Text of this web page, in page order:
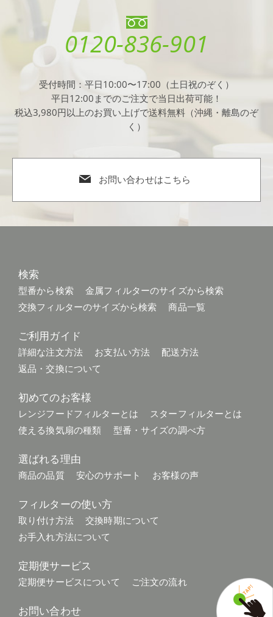
0120-836-901
受付時間：平日10:00〜17:00（土日祝のぞく）
平日12:00までのご注文で当日出荷可能！
税込3,980円以上のお買い上げで送料無料（沖縄・離島のぞ
く）
お問い合わせはこちら
検索
型番から検索
金属フィルターのサイズから検索
交換フィルターのサイズから検索
商品一覧
ご利用ガイド
詳細な注文方法 お支払い方法
配送方法
返品・交換について
初めてのお客様
レンジフードフィルターとは
スターフィルターとは
使える換気扇の種類
型番・サイズの調べ方
選ばれる理由
商品の品質 安心のサポート お客様の声
フィルターの使い方
取り付け方法
交換時期について
お手入れ方法について
定期便サービス
定期便サービスについて ご注文の流れ
お問い合わせ